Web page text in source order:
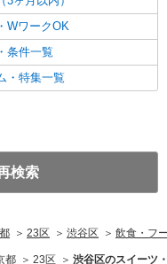
WワークOK
条件一覧
・特集一覧
検索
23区 渋谷区 飲食・フ
都 23区 渋谷区のスイーツ